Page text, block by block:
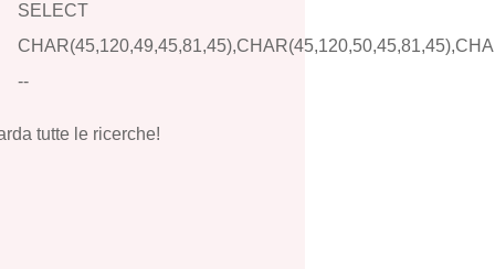
SELECT
--
tutte le ricerche!